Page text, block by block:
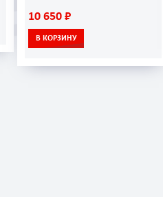
10 650 ₽
В КОРЗИНУ